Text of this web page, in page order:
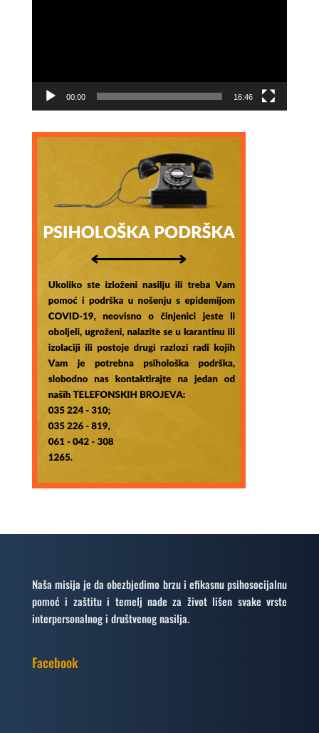
00:00 16:46
Naša misija je da obezbjedimo brzu i efikasnu psihosocijalnu
pomoć i zaštitu i temelj nade za život lišen svake vrste
interpersonalnog i društvenog nasilja.
Facebook